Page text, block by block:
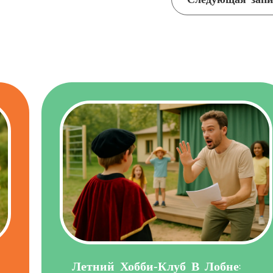
Летний Хобби‑клуб В Лобне: